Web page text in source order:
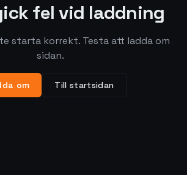
fel vid laddning
starta korrekt. Testa att ladda om
sidan.
om Till startsidan